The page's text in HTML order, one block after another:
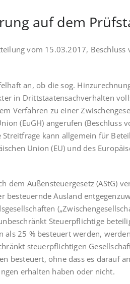
auf dem
vom 15.03.2017, Beschluss
an, ob die sog.
in Dritt­staaten­sachverhalten
Verfahren zu einer
(EuGH) angerufen (Beschluss
kann allgemein für
Union (EU) und des
dem Außen­steuergesetz (AStG)
besteuernde Ausland
Steuerpflichtige
als 25 % besteuert werden,
steuerpflichtigen
besteuert, ohne dass es darauf
erhalten haben oder nicht.